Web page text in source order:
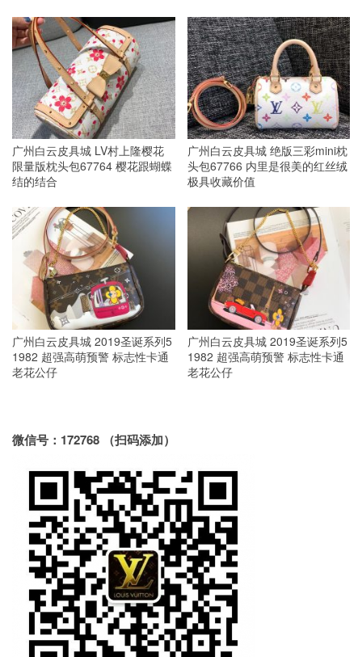
广州白云皮具城 LV村上隆樱花
限量版枕头包67764 樱花跟蝴蝶
结的结合
广州白云皮具城 绝版三彩mini枕
头包67766 内里是很美的红丝绒
极具收藏价值
广州白云皮具城 2019圣诞系列5
1982 超强高萌预警 标志性卡通
老花公仔
广州白云皮具城 2019圣诞系列5
1982 超强高萌预警 标志性卡通
老花公仔
微信号：172768 （扫码添加）